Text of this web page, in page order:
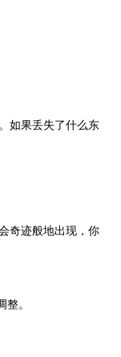
如果丢失了什么东
奇迹般地出现，你
。